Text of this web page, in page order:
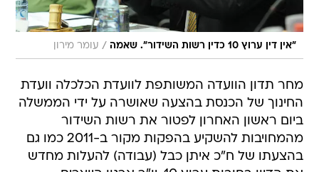
"אין דין ערוץ 10 כדין רשות השידור". שאמה / עומר מירון
מחר תדון הוועדה המשותפת לוועדת הכלכלה וועדת
החינוך של הכנסת בהצעה שאושרה על ידי הממשלה
ביום ראשון האחרון לפטור את רשות השידור
מהמחויבות להשקיע בהפקות מקור ב-2011 כמו גם
בהצעתו של ח"כ איתן כבל (עבודה) להעלות מחדש